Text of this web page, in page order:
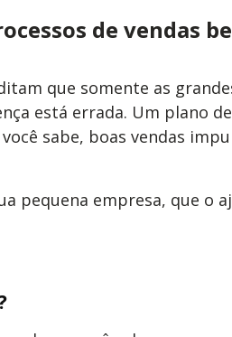
de vendas
que somente as
está errada. Um plano
sabe, boas vendas
pequena empresa, que o